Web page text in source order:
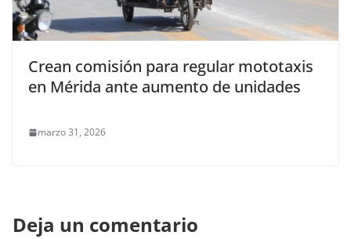
Crean comisión para regular mototaxis
en Mérida ante aumento de unidades
marzo 31, 2026
Deja un comentario